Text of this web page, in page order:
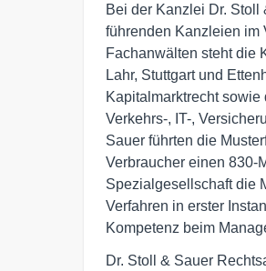
Bei der Kanzlei Dr.
führenden Kanzleien im
Fachanwälten steht die
Lahr, Stuttgart und
Kapitalmarktrecht
Verkehrs-, IT-,
Sauer führten die
Verbraucher einen 830-
Spezialgesellschaft die
Verfahren in erster
Kompetenz beim
Dr. Stoll & Sauer